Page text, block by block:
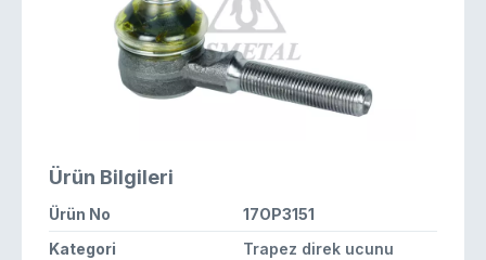
Ürün Bilgileri
Ürün No
17OP3151
Kategori
Trapez direk ucunu